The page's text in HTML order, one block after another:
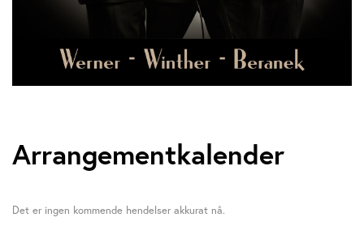
Arrangementkalender
Det er ingen kommende hendelser akkurat nå.